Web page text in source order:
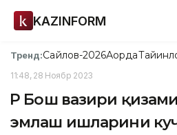
KAZINFORM
Тренд:Сайлов-2026Ақорда
11:48, 28 Ноябр 2023
ҚР Бош вазири
эмлаш ишларини